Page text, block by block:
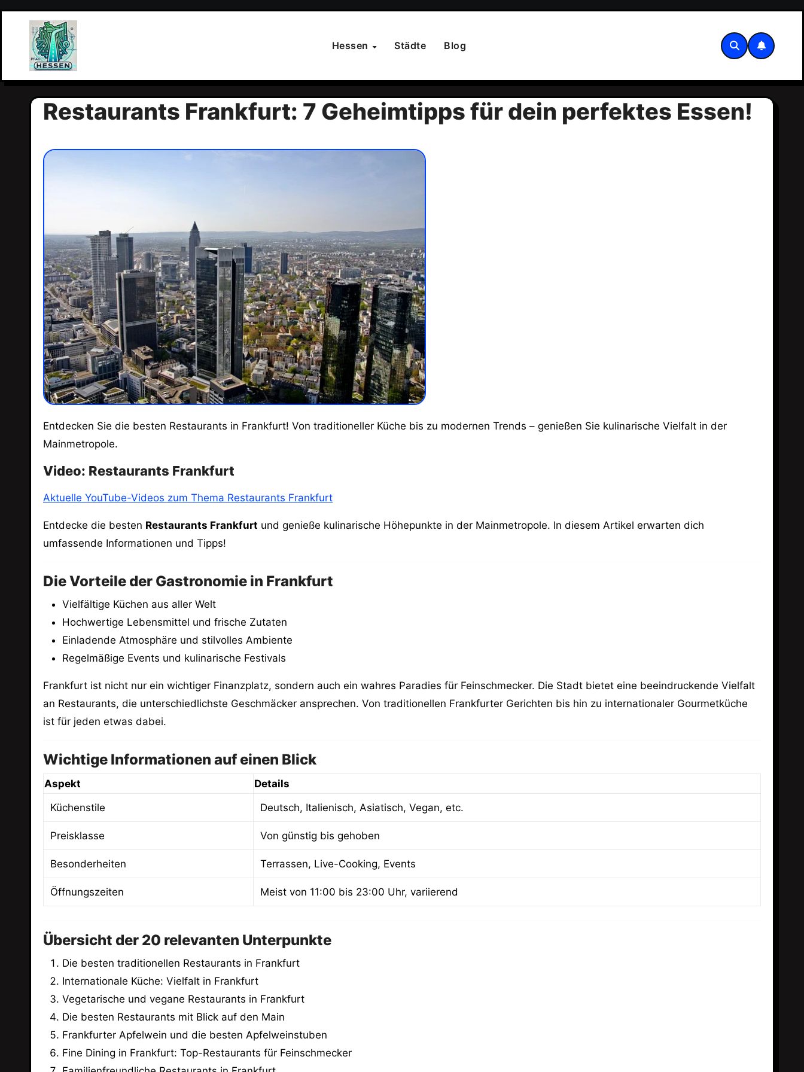
springen
Hessen Städte Blog
Restaurants Frankfurt: 7 Geheimtipps für dein perfektes Essen!
Entdecken Sie die besten Restaurants in Frankfurt! Von traditioneller Küche bis zu modernen Trends – genießen Sie kulinarische Vielfalt in der
Mainmetropole.
Video: Restaurants Frankfurt
Aktuelle YouTube-Videos zum Thema Restaurants Frankfurt
Entdecke die besten Restaurants Frankfurt und genieße kulinarische Höhepunkte in der Mainmetropole. In diesem Artikel erwarten dich
umfassende Informationen und Tipps!
Die Vorteile der Gastronomie in Frankfurt
Vielfältige Küchen aus aller Welt
Hochwertige Lebensmittel und frische Zutaten
Einladende Atmosphäre und stilvolles Ambiente
Regelmäßige Events und kulinarische Festivals
Frankfurt ist nicht nur ein wichtiger Finanzplatz, sondern auch ein wahres Paradies für Feinschmecker. Die Stadt bietet eine beeindruckende Vielfalt
an Restaurants, die unterschiedlichste Geschmäcker ansprechen. Von traditionellen Frankfurter Gerichten bis hin zu internationaler Gourmetküche
ist für jeden etwas dabei.
Wichtige Informationen auf einen Blick
Aspekt
Details
Küchenstile
Deutsch, Italienisch, Asiatisch, Vegan, etc.
Preisklasse Von günstig bis gehoben
Besonderheiten Terrassen, Live-Cooking, Events
Öffnungszeiten Meist von 11:00 bis 23:00 Uhr, variierend
Übersicht der 20 relevanten Unterpunkte
Die besten traditionellen Restaurants in Frankfurt
Internationale Küche: Vielfalt in Frankfurt
Vegetarische und vegane Restaurants in Frankfurt
Die besten Restaurants mit Blick auf den Main
Frankfurter Apfelwein und die besten Apfelweinstuben
Fine Dining in Frankfurt: Top-Restaurants für Feinschmecker